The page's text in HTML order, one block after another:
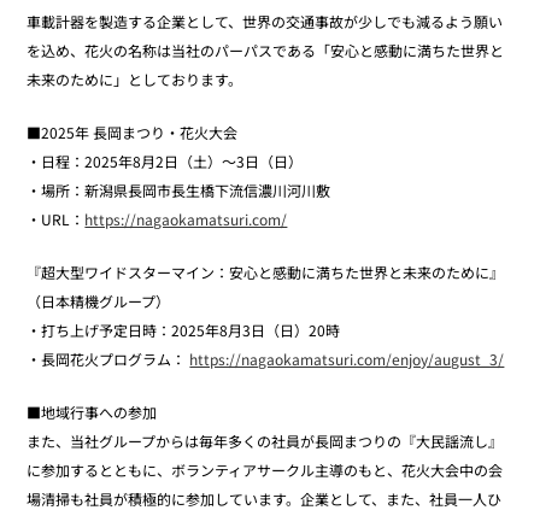
車載計器を製造する企業として、世界の交通事故が少しでも減るよう願い
を込め、花火の名称は当社のパーパスである「安心と感動に満ちた世界と
未来のために」としております。
■2025年 長岡まつり・花火大会
・日程：2025年8月2日（土）～3日（日）
・場所：新潟県長岡市長生橋下流信濃川河川敷
・URL： https://nagaokamatsuri.com/
『超大型ワイドスターマイン：安心と感動に満ちた世界と未来のために』
（日本精機グループ）
・打ち上げ予定日時：2025年8月3日（日）20時
・長岡花火プログラム： https://nagaokamatsuri.com/enjoy/august_3/
■地域行事への参加
また、当社グループからは毎年多くの社員が長岡まつりの『大民謡流し』
に参加するとともに、ボランティアサークル主導のもと、花火大会中の会
場清掃も社員が積極的に参加しています。企業として、また、社員一人ひ